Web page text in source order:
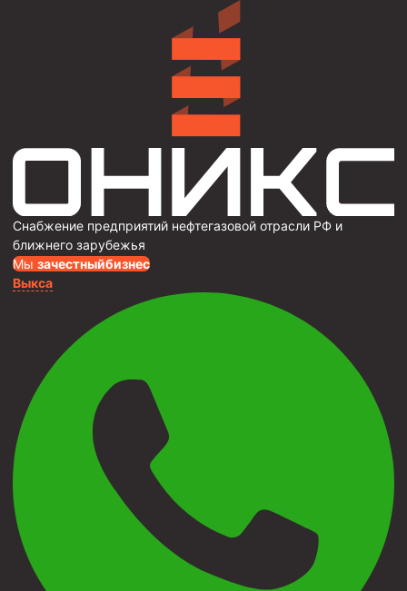
Снабжение предприятий нефтегазовой отрасли РФ и
ближнего зарубежья
Мы зачестныйбизнес
Выкса